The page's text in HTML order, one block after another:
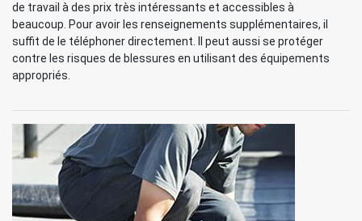
de travail à des prix très intéressants et accessibles à
beaucoup. Pour avoir les renseignements supplémentaires, il
suffit de le téléphoner directement. Il peut aussi se protéger
contre les risques de blessures en utilisant des équipements
appropriés.